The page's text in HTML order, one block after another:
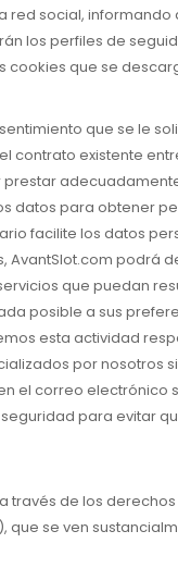
social,
los perfiles de
que se
que se le
existente
datos para obtener
facilite los datos
podrá
que puedan
posible a sus
esta actividad
por
correo
para evitar
de los
se ven